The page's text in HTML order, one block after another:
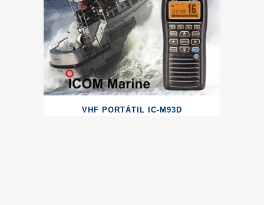
VHF PORTÁTIL IC-M93D